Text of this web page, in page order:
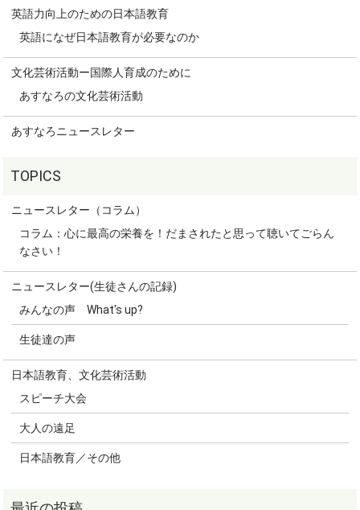
英語力向上のための日本語教育
英語になぜ日本語教育が必要なのか
文化芸術活動ー国際人育成のために
あすなろの文化芸術活動
あすなろニュースレター
ニュースレター（コラム）
コラム：心に最高の栄養を！だまされたと思って聴いてごらん
なさい！
ニュースレター(生徒さんの記録)
みんなの声 What's up?
生徒達の声
日本語教育、文化芸術活動
スピーチ大会
大人の遠足
日本語教育／その他